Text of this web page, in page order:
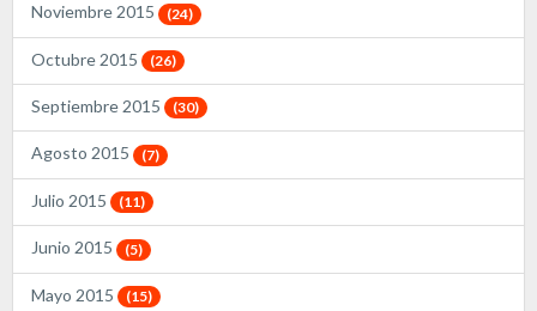
Noviembre 2015 (24)
Octubre 2015 (26)
Septiembre 2015 (30)
Agosto 2015 (7)
Julio 2015 (11)
Junio 2015 (5)
Mayo 2015 (15)